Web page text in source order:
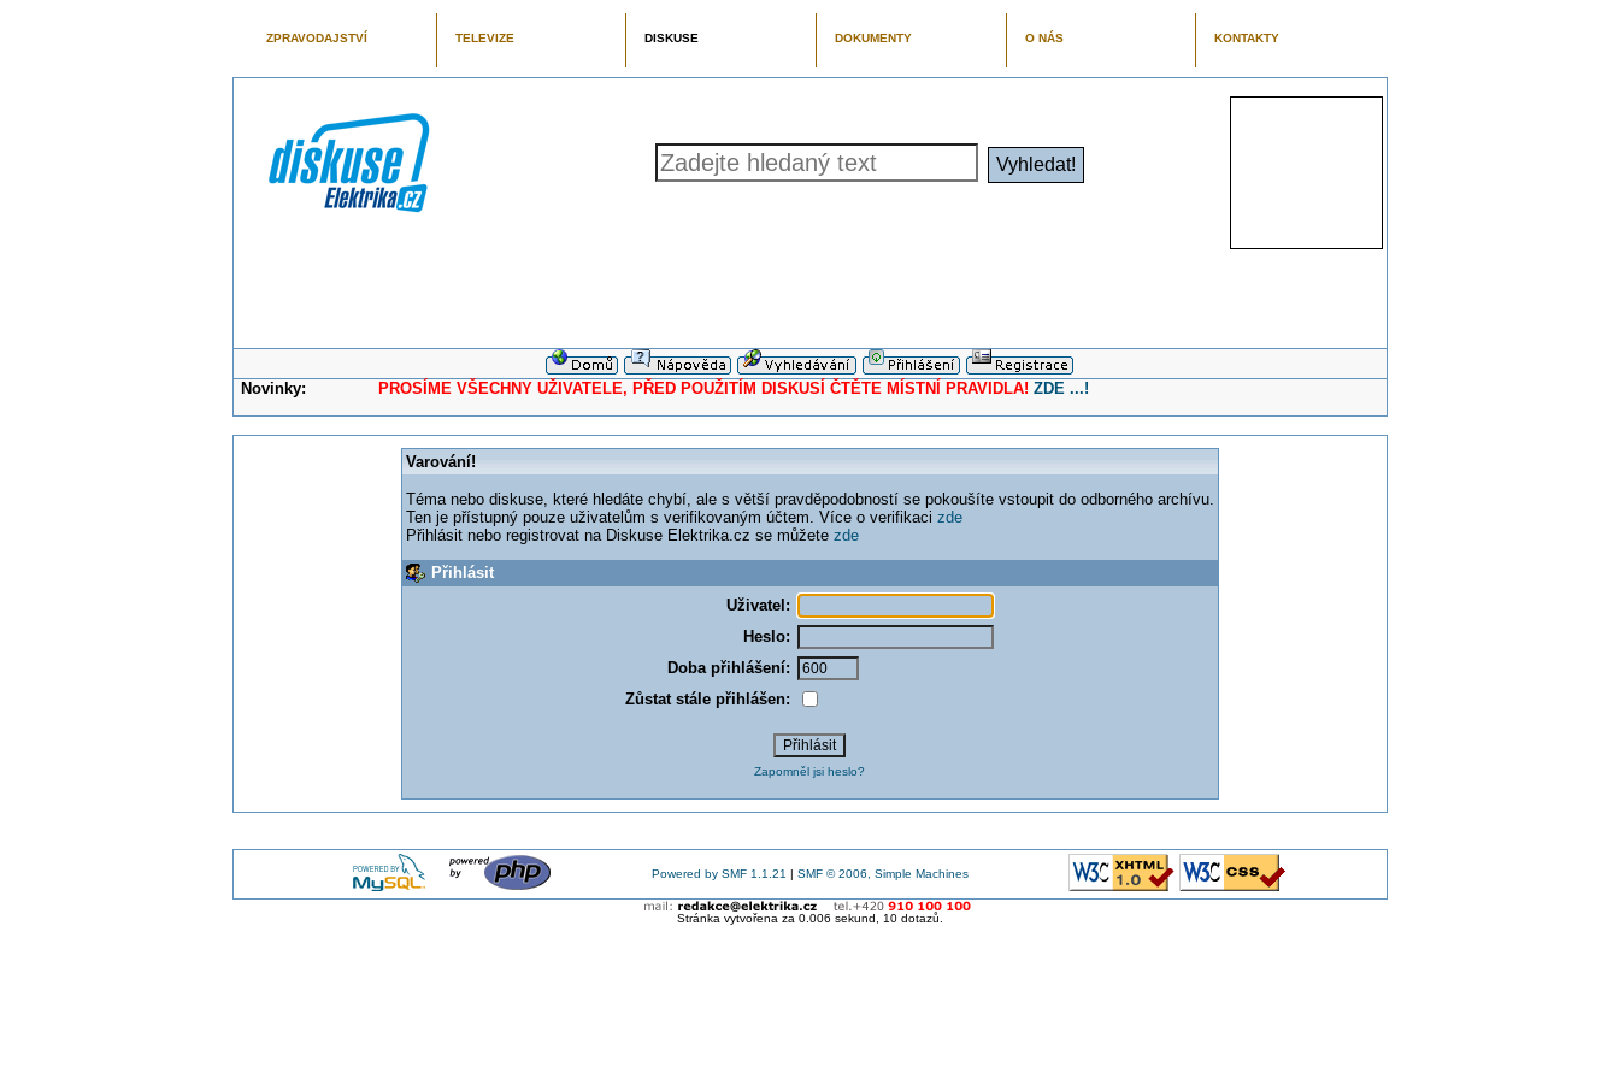
ZPRAVODAJSTVÍ TELEVIZE DISKUSE DOKUMENTY O NÁS KONTAKTY
Novinky: PROSÍME VŠECHNY UŽIVATELE, PŘED POUŽITÍM DISKUSÍ ČTĚTE MÍSTNÍ PRAVIDLA! ZDE ...!
Varování!
Téma nebo diskuse, které hledáte chybí, ale s větší pravděpodobností se pokoušíte vstoupit do odborného archívu.
Ten je přístupný pouze uživatelům s verifikovaným účtem. Více o verifikaci zde
Přihlásit nebo registrovat na Diskuse Elektrika.cz se můžete zde
Přihlásit
Uživatel:
Heslo:
Doba přihlášení:
Zůstat stále přihlášen:
Zapomněl jsi heslo?
Powered by SMF 1.1.21 | SMF © 2006, Simple Machines
Stránka vytvořena za 0.006 sekund, 10 dotazů.